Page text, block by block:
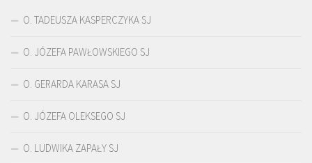
O. TADEUSZA KASPERCZYKA SJ
O. JÓZEFA PAWŁOWSKIEGO SJ
O. GERARDA KARASA SJ
O. JÓZEFA OLEKSEGO SJ
O. LUDWIKA ZAPAŁY SJ